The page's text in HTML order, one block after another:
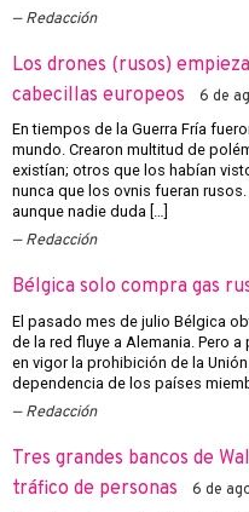
Redacción
Los drones (rusos)
cabecillas europeos
6 de
En tiempos de la Guerra Fría
mundo. Crearon multitud de
existían; otros que los habían
nunca que los ovnis fueran
aunque nadie duda […]
Redacción
Bélgica solo compra gas
El pasado mes de julio Bélgica
de la red fluye a Alemania. Pero
en vigor la prohibición de la
dependencia de los países
Redacción
Tres grandes bancos de
tráfico de personas
6 de